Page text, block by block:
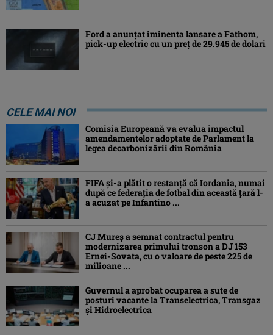
Ford a anunțat iminenta lansare a Fathom,
pick-up electric cu un preț de 29.945 de dolari
CELE MAI NOI
Comisia Europeană va evalua impactul
amendamentelor adoptate de Parlament la
legea decarbonizării din România
FIFA și-a plătit o restanță că Iordania, numai
după ce federația de fotbal din această țară l-
a acuzat pe Infantino ...
CJ Mureș a semnat contractul pentru
modernizarea primului tronson a DJ 153
Ernei-Sovata, cu o valoare de peste 225 de
milioane ...
Guvernul a aprobat ocuparea a sute de
posturi vacante la Transelectrica, Transgaz
și Hidroelectrica